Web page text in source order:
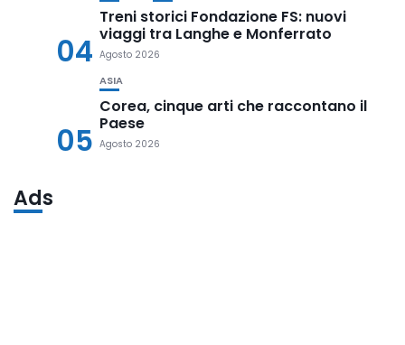
04
Treni storici Fondazione FS: nuovi
viaggi tra Langhe e Monferrato
Agosto 2026
05
ASIA
Corea, cinque arti che raccontano il
Paese
Agosto 2026
Ads